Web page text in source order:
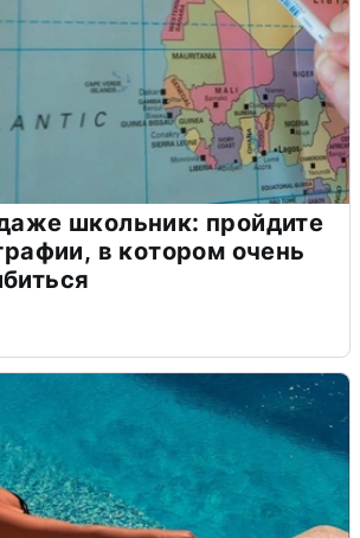
школьник: пройдите
в котором очень